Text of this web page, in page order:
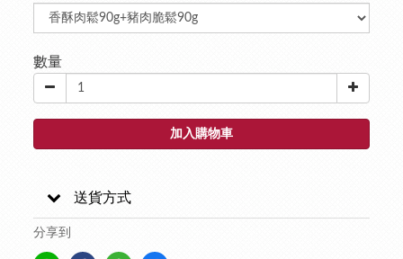
數量
加入購物車
送貨方式
分享到